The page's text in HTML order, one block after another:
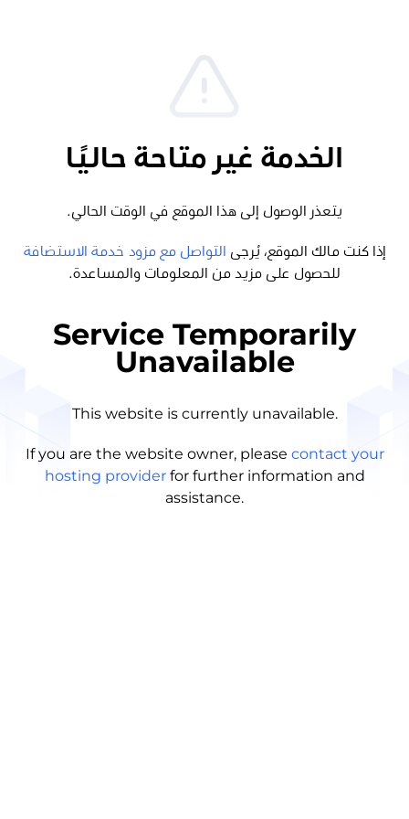
الخدمة غير متاحة حاليًا
يتعذر الوصول إلى هذا الموقع في الوقت الحالي.
إذا كنت مالك الموقع، يُرجى
التواصل مع مزود خدمة الاستضافة
للحصول على مزيد من المعلومات والمساعدة.
Service Temporarily
Unavailable
This website is currently unavailable.
If you are the website owner, please contact your
hosting provider for further information and
assistance.